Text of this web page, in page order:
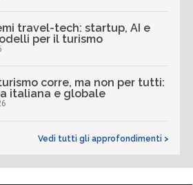
travel-tech: startup, AI e
per il turismo
turismo corre, ma non per tutti:
italiana e globale
Vedi tutti gli approfondimenti >